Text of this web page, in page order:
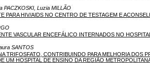
PACZKOSKI, Luzia MILLÃO
PARA HIV/AIDS NO CENTRO DE TESTAGEM E
VASCULAR ENCEFÁLICO INTERNADOS NO HOSPITAL
SANTOS
TRIFOSFATO, CONTRIBUINDO PARA MELHORIA DOS
UM HOSPITAL DE ENSINO DA REGIÃO